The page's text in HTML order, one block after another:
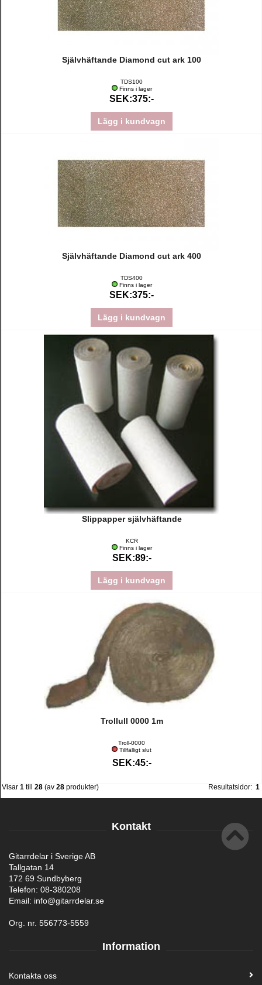
Självhäftande Diamond cut ark 100
TDS100
Finns i lager
SEK:375:-
Lägg i kundvagn
Självhäftande Diamond cut ark 400
TDS400
Finns i lager
SEK:375:-
Lägg i kundvagn
Slippapper självhäftande
KCR
Finns i lager
SEK:89:-
Lägg i kundvagn
Trollull 0000 1m
Troll-0000
Tillfälligt slut
SEK:45:-
Visar 1 till 28 (av 28 produkter) Resultatsidor: 1
Kontakt
Gitarrdelar i Sverige AB
Tallgatan 14
172 69 Sundbyberg
Telefon: 08-380208
Email: info@gitarrdelar.se
Org. nr. 556773-5559
Information
Kontakta oss